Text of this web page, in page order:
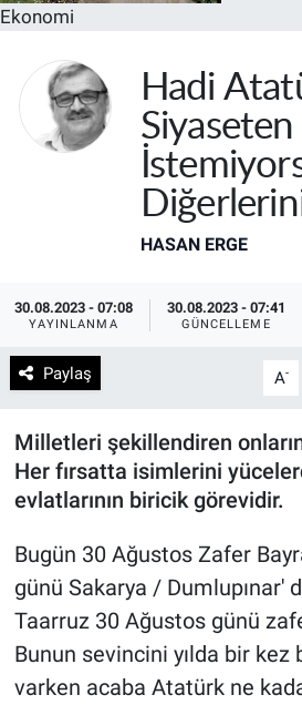
Ekonomi
Hadi
HASAN ERGE
30.08.2023 - 07:08
YAYINLANMA
30.08.2023 - 07:41
GÜNCELLEME
Paylaş A-
Milletleri şekillendiren
Her fırsatta isimlerini
evlatlarının biricik görevidir.
Bugün 30 Ağustos Zafer
günü Sakarya / Dumlupınar'
Taarruz 30 Ağustos günü
Bunun sevincini yılda bir kez
varken acaba Atatürk ne